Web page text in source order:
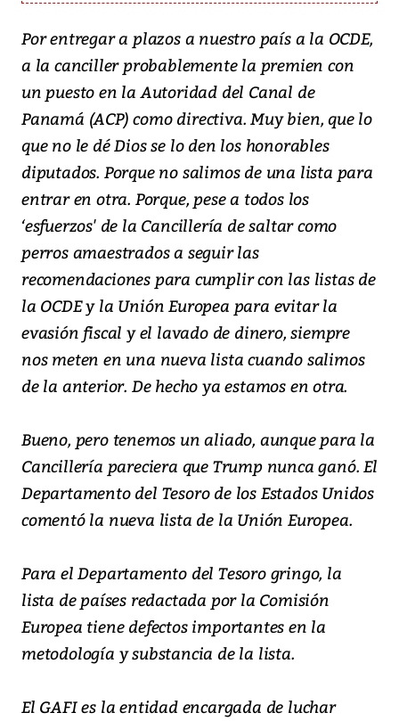
Por entregar a plazos a nuestro país a la OCDE,
a la canciller probablemente la premien con
un puesto en la Autoridad del Canal de
Panamá (ACP) como directiva. Muy bien, que lo
que no le dé Dios se lo den los honorables
diputados. Porque no salimos de una lista para
entrar en otra. Porque, pese a todos los
‘esfuerzos' de la Cancillería de saltar como
perros amaestrados a seguir las
recomendaciones para cumplir con las listas de
la OCDE y la Unión Europea para evitar la
evasión fiscal y el lavado de dinero, siempre
nos meten en una nueva lista cuando salimos
de la anterior. De hecho ya estamos en otra.
Bueno, pero tenemos un aliado, aunque para la
Cancillería pareciera que Trump nunca ganó. El
Departamento del Tesoro de los Estados Unidos
comentó la nueva lista de la Unión Europea.
Para el Departamento del Tesoro gringo, la
lista de países redactada por la Comisión
Europea tiene defectos importantes en la
metodología y substancia de la lista.
El GAFI es la entidad encargada de luchar